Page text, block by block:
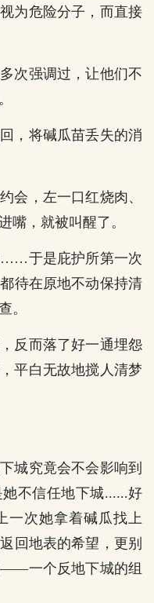
为危险分子，而直接
次强调过，让他们不
，将碱瓜苗丢失的消
会，左一口红烧肉、
嘴，就被叫醒了。
……于是庇护所第一次
待在原地不动保持清
。
反而落了好一通埋怨
平白无故地搅人清梦
城究竟会不会影响到
不信任地下城......好
一次她拿着碱瓜找上
回地表的希望，更别
——一个反地下城的组